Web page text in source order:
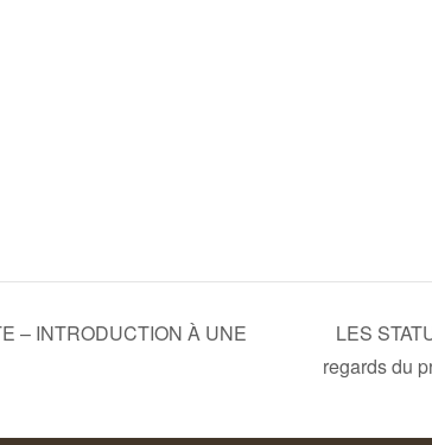
– INTRODUCTION À UNE
LES
regards du